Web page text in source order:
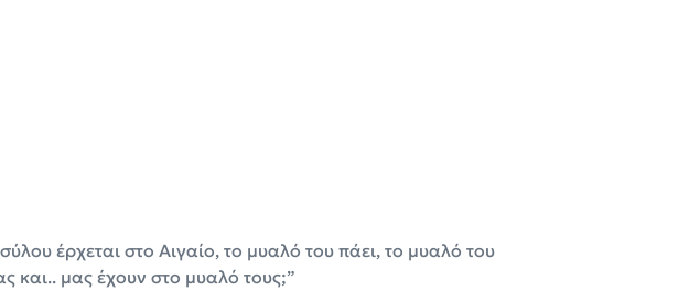
έρχεται στο Αιγαίο, το μυαλό του πάει, το μυαλό του
και.. μας έχουν στο μυαλό τους;”